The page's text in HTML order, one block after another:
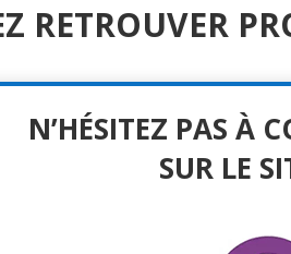
RETROUVER
N’HÉSITEZ PAS À
SUR LE